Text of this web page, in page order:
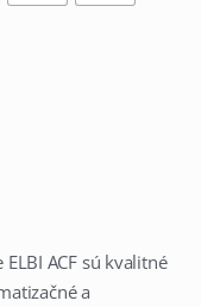
ACF sú kvalitné
a